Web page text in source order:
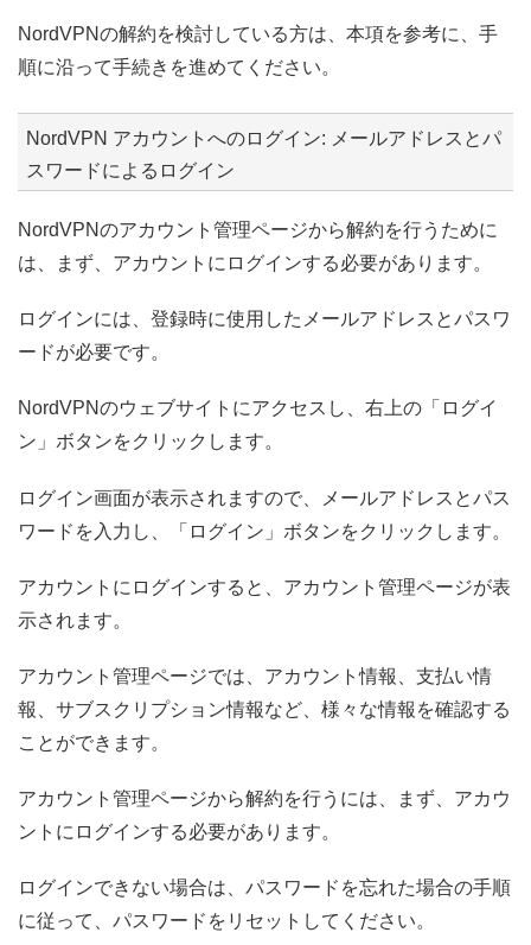
NordVPNの解約を検討している方は、本項を参考に、手
順に沿って手続きを進めてください。
NordVPN アカウントへのログイン: メールアドレスとパ
スワードによるログイン
NordVPNのアカウント管理ページから解約を行うために
は、まず、アカウントにログインする必要があります。
ログインには、登録時に使用したメールアドレスとパスワ
ードが必要です。
NordVPNのウェブサイトにアクセスし、右上の「ログイ
ン」ボタンをクリックします。
ログイン画面が表示されますので、メールアドレスとパス
ワードを入力し、「ログイン」ボタンをクリックします。
アカウントにログインすると、アカウント管理ページが表
示されます。
アカウント管理ページでは、アカウント情報、支払い情
報、サブスクリプション情報など、様々な情報を確認する
ことができます。
アカウント管理ページから解約を行うには、まず、アカウ
ントにログインする必要があります。
ログインできない場合は、パスワードを忘れた場合の手順
に従って、パスワードをリセットしてください。